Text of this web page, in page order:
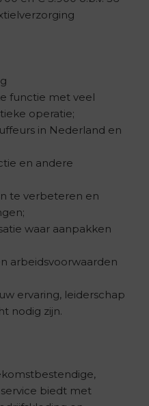
functie met veel
operatie;
in Nederland en
en andere
te verbeteren en
waar aanpakken
arbeidsvoorwaarden
ervaring, leiderschap
nodig zijn.
biedt met